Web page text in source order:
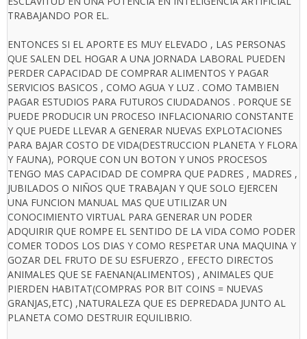
TRABAJANDO POR EL.
ENTONCES SI EL APORTE ES MUY ELEVADO , LAS PERSONAS
QUE SALEN DEL HOGAR A UNA JORNADA LABORAL PUEDEN
PERDER CAPACIDAD DE COMPRAR ALIMENTOS Y PAGAR
SERVICIOS BASICOS , COMO AGUA Y LUZ . COMO TAMBIEN
PAGAR ESTUDIOS PARA FUTUROS CIUDADANOS . PORQUE SE
PUEDE PRODUCIR UN PROCESO INFLACIONARIO CONSTANTE
Y QUE PUEDE LLEVAR A GENERAR NUEVAS EXPLOTACIONES
PARA BAJAR COSTO DE VIDA(DESTRUCCION PLANETA Y FLORA
Y FAUNA), PORQUE CON UN BOTON Y UNOS PROCESOS
TENGO MAS CAPACIDAD DE COMPRA QUE PADRES , MADRES ,
JUBILADOS O NIÑOS QUE TRABAJAN Y QUE SOLO EJERCEN
UNA FUNCION MANUAL MAS QUE UTILIZAR UN
CONOCIMIENTO VIRTUAL PARA GENERAR UN PODER
ADQUIRIR QUE ROMPE EL SENTIDO DE LA VIDA COMO PODER
COMER TODOS LOS DIAS Y COMO RESPETAR UNA MAQUINA Y
GOZAR DEL FRUTO DE SU ESFUERZO , EFECTO DIRECTOS
ANIMALES QUE SE FAENAN(ALIMENTOS) , ANIMALES QUE
PIERDEN HABITAT(COMPRAS POR BIT COINS = NUEVAS
GRANJAS,ETC) ,NATURALEZA QUE ES DEPREDADA JUNTO AL
PLANETA COMO DESTRUIR EQUILIBRIO.